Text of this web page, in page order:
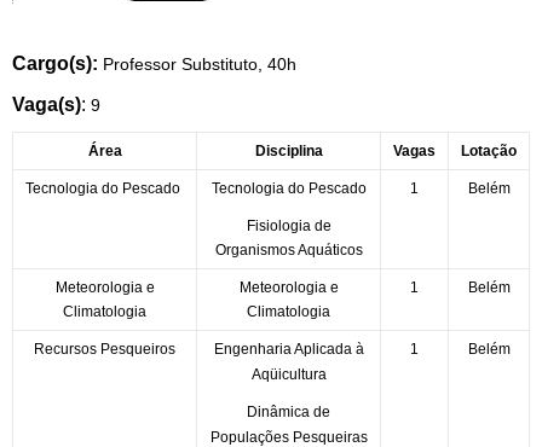
Cargo(s): Professor Substituto, 40h
Vaga(s): 9
Área Disciplina Vagas Lotação
Tecnologia do Pescado Tecnologia do Pescado
Fisiologia de
Organismos Aquáticos
1 Belém
Meteorologia e
Climatologia
Meteorologia e
Climatologia
1 Belém
Recursos Pesqueiros
Engenharia Aplicada à
Aqüicultura
Dinâmica de
Populações Pesqueiras
1 Belém